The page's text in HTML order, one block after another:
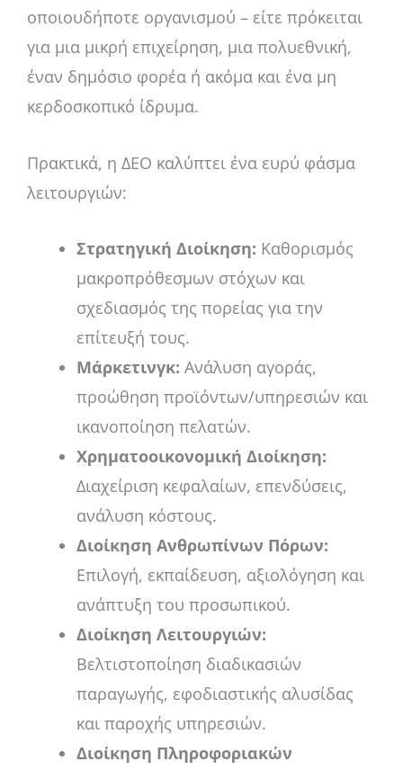
οποιουδήποτε οργανισμού – είτε πρόκειται
για μια μικρή επιχείρηση, μια πολυεθνική,
έναν δημόσιο φορέα ή ακόμα και ένα μη
κερδοσκοπικό ίδρυμα.
Πρακτικά, η ΔΕΟ καλύπτει ένα ευρύ φάσμα
λειτουργιών:
Στρατηγική Διοίκηση: Καθορισμός
μακροπρόθεσμων στόχων και
σχεδιασμός της πορείας για την
επίτευξή τους.
Μάρκετινγκ: Ανάλυση αγοράς,
προώθηση προϊόντων/υπηρεσιών και
ικανοποίηση πελατών.
Χρηματοοικονομική Διοίκηση:
Διαχείριση κεφαλαίων, επενδύσεις,
ανάλυση κόστους.
Διοίκηση Ανθρωπίνων Πόρων:
Επιλογή, εκπαίδευση, αξιολόγηση και
ανάπτυξη του προσωπικού.
Διοίκηση Λειτουργιών:
Βελτιστοποίηση διαδικασιών
παραγωγής, εφοδιαστικής αλυσίδας
και παροχής υπηρεσιών.
Διοίκηση Πληροφοριακών